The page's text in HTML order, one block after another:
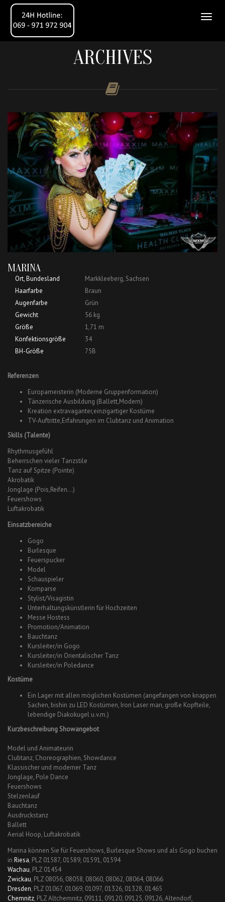
ARCHIVES
MARINA
Ort, Bundesland
Markkleeberg, Sachsen
Haarfarbe
Braun
Augenfarbe
Grün
Gewicht
56 kg
Größe
1,71 m
Konfektionsgröße
34
BH-Größe
75B
Referenzen
Europameisterin (Moderne Gruppenformation)
Tänzerische Ausbildung (Ballett,Modern)
Kreation extravaganter,einzigartiger Kostüme
TV-Auftritte,Erfahrungen im Clubtanz und Animation
Skills (Talente)
Rhythmusgefühl
Beherrschen vieler Tanzstile
Tanz auf Spitze (Pointe)
Akrobatik
Jonglage (Pois,Reifen…)
Feuershows
Luftakrobatik
Einsatzbereiche
Gogo
Burlesque
Feuerspucker
Model
Schauspieler
Komparse
Stylist/Visagistin
Unterhaltungskünstlerin für Hochzeiten
Messe Hostess
Promotion/Animation
Bauchtanz
Kursleiter/in Gogo
Kursleiter/in Orientalischer Tanz
Kursleiter/in Poledance
Kostüme
Ein Lager mit allen möglichen Kostümen (angefangen von knappen
Sachen, bishin zu LED Kostümen, Iron Laser man, große Kopfteile,
lebendige Diakokugel u.v.m.)
Kurzbeschreibung Showangebot
Model und Animateurin
Clubtanz, Choreographien, Showdance
Klassischer und moderner Tanz
Jonglage, Pole Dance
Feuershows
Stelzenlauf
Bauchtanz
Ausdruckstanz
Ballett
Aerial Hoop, Luftakrobatik
Marina können Sie für Feuershows, Burlesque Shows und als Gogo buchen
in Riesa, PLZ 01587, 01589, 01591, 01594
Wachau, PLZ 01454
Zwickau, PLZ 08056, 08058, 08060, 08062, 08064, 08066
Dresden, PLZ 01067, 01069, 01097, 01326, 01328, 01465
Chemnitz, PLZ Altchemnitz, 09111, 09120, 09125, 09126, Altendorf,